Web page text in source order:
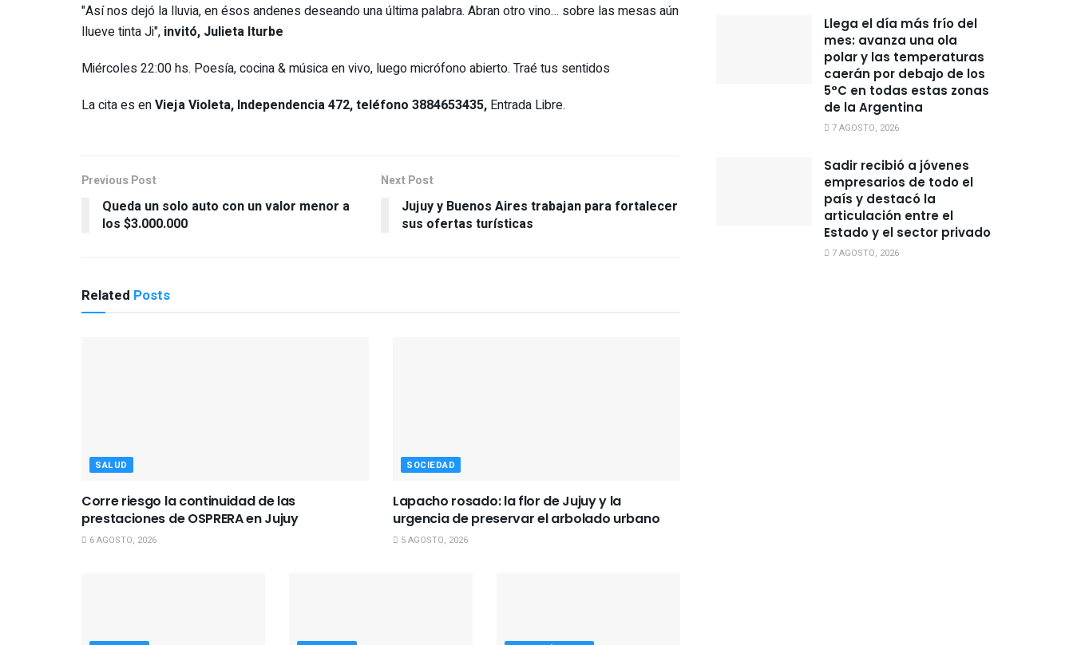
"Así nos dejó la lluvia, en ésos andenes deseando una última palabra. Abran otro vino… sobre las mesas aún
llueve tinta Ji", invitó, Julieta Iturbe
Miércoles 22:00 hs. Poesía, cocina & música en vivo, luego micrófono abierto. Traé tus sentidos
La cita es enVieja Violeta, Independencia 472, teléfono 3884653435, Entrada Libre.
Previous Post
Queda un solo auto con un valor menor a
los $3.000.000
Next Post
Jujuy y Buenos Aires trabajan para fortalecer
sus ofertas turísticas
Related Posts
SALUD
Corre riesgo la continuidad de las
prestaciones de OSPRERA en Jujuy
6 AGOSTO, 2026
SOCIEDAD
Lapacho rosado: la flor de Jujuy y la
urgencia de preservar el arbolado urbano
5 AGOSTO, 2026
Llega el día más frío del
mes: avanza una ola
polar y las temperaturas
caerán por debajo de los
5°C en todas estas zonas
de la Argentina
7 AGOSTO, 2026
Sadir recibió a jóvenes
empresarios de todo el
país y destacó la
articulación entre el
Estado y el sector privado
7 AGOSTO, 2026